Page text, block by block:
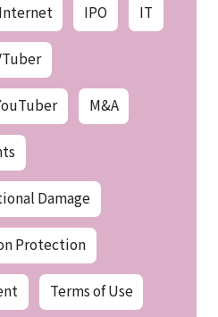
Internet IPO IT
M&A
Damage
Protection
Terms of Use